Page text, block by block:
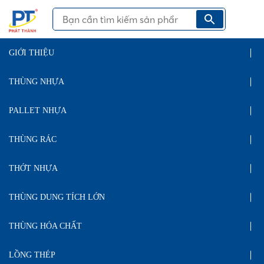
GIỚI THIỆU
THÙNG NHỰA
PALLET NHỰA
THÙNG RÁC
THỚT NHỰA
THÙNG DUNG TÍCH LỚN
THÙNG HÓA CHẤT
LỒNG THÉP